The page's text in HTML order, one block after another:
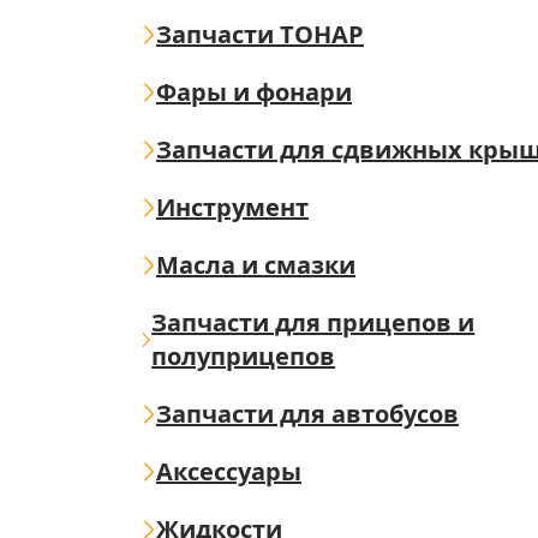
Запчасти ТОНАР
Фары и фонари
Запчасти для сдвижных
Инструмент
Масла и смазки
Запчасти для прицепов и
полуприцепов
Запчасти для автобусов
Аксессуары
Жидкости